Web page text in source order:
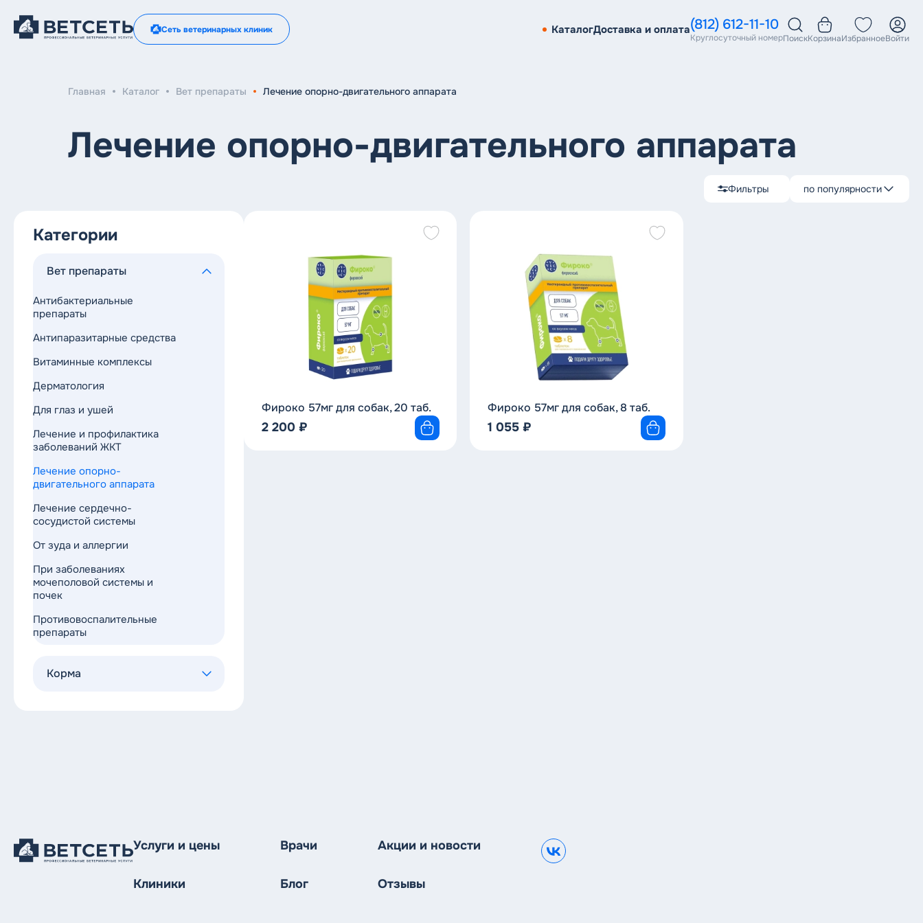
Сеть ветеринарных клиник КаталогДоставка и оплата(812) 612-11-10
Круглосуточный номерПоискКорзинаИзбранноеВойти
Главная Каталог Вет препараты Лечение опорно-двигательного аппарата
Лечение опорно-двигательного аппарата
Фильтры по популярности
Категории
Вет препараты
Антибактериальные
препараты
Антипаразитарные средства
Витаминные комплексы
Дерматология
Для глаз и ушей
Лечение и профилактика
заболеваний ЖКТ
Лечение опорно-
двигательного аппарата
Лечение сердечно-
сосудистой системы
От зуда и аллергии
При заболеваниях
мочеполовой системы и
почек
Противовоспалительные
препараты
Корма
Фироко 57мг для собак, 20 таб.
2 200 ₽
Фироко 57мг для собак, 8 таб.
1 055 ₽
Услуги и цены
Клиники
Врачи
Блог
Акции и новости
Отзывы